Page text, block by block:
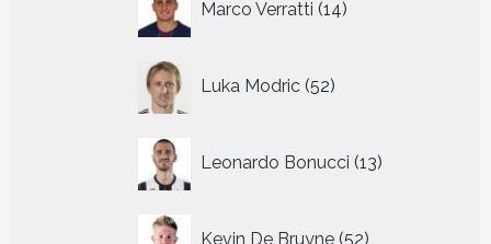
Marco Verratti 14
producten
Luka Modric 52
producten
Leonardo Bonucci 13
producten
Kevin De Bruyne 52